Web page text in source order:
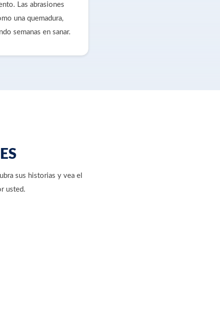
Las abrasiones
una quemadura,
semanas en sanar.
sus historias y vea el
usted.